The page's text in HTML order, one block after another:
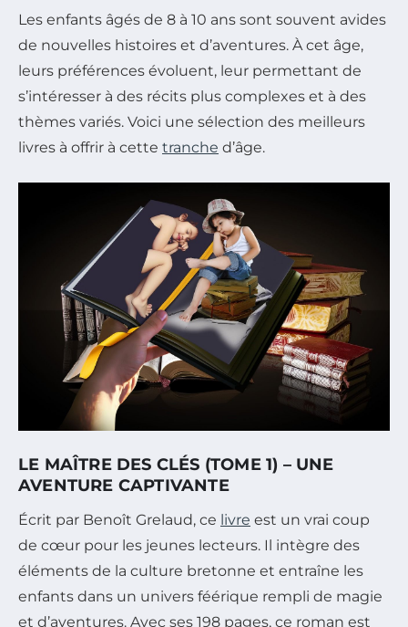
Les enfants âgés de 8 à 10 ans sont souvent avides
de nouvelles histoires et d’aventures. À cet âge,
leurs préférences évoluent, leur permettant de
s’intéresser à des récits plus complexes et à des
thèmes variés. Voici une sélection des meilleurs
livres à offrir à cette tranche d’âge.
LE MAÎTRE DES CLÉS (TOME 1) – UNE
AVENTURE CAPTIVANTE
Écrit par Benoît Grelaud, ce livre est un vrai coup
de cœur pour les jeunes lecteurs. Il intègre des
éléments de la culture bretonne et entraîne les
enfants dans un univers féérique rempli de magie
et d’aventures. Avec ses 198 pages, ce roman est